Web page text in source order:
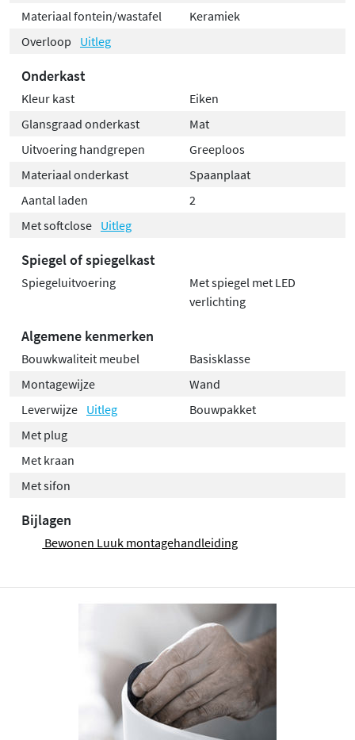
Materiaal fontein/wastafel
Keramiek
Overloop
Uitleg
Onderkast
Kleur kast
Eiken
Glansgraad onderkast
Mat
Uitvoering handgrepen
Greeploos
Materiaal onderkast
Spaanplaat
Aantal laden
2
Met softclose Uitleg
Spiegel of spiegelkast
Spiegeluitvoering
Met spiegel met LED
verlichting
Algemene kenmerken
Bouwkwaliteit meubel
Basisklasse
Montagewijze
Wand
Leverwijze Uitleg
Bouwpakket
Met plug
Met kraan
Met sifon
Bijlagen
Bewonen Luuk montagehandleiding